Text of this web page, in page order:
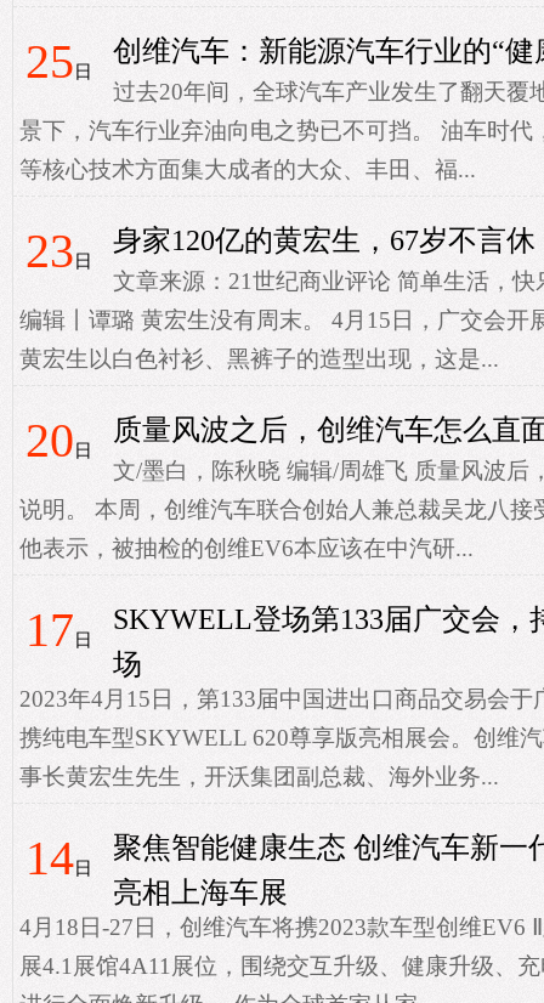
25 日
创维汽车：新能源汽车行业的“健
过去20年间，全球汽车产业发生了翻天覆
景下，汽车行业弃油向电之势已不可挡。 油车时代
等核心技术方面集大成者的大众、丰田、福...
23 日
身家120亿的黄宏生，67岁不言休
文章来源：21世纪商业评论 简单生活，
编辑丨谭璐 黄宏生没有周末。 4月15日，广交会开
黄宏生以白色衬衫、黑裤子的造型出现，这是...
20 日
质量风波之后，创维汽车怎么直
文/墨白，陈秋晓 编辑/周雄飞 质量风波后
说明。 本周，创维汽车联合创始人兼总裁吴龙八接
他表示，被抽检的创维EV6本应该在中汽研...
17 日
SKYWELL登场第133届广交会，
场
2023年4月15日，第133届中国进出口商品交易会
携纯电车型SKYWELL 620尊享版亮相展会。创维
事长黄宏生先生，开沃集团副总裁、海外业务...
14日
聚焦智能健康生态 创维汽车新一
亮相上海车展
4月18日-27日，创维汽车将携2023款车型创维EV6
展4.1展馆4A11展位，围绕交互升级、健康升级、